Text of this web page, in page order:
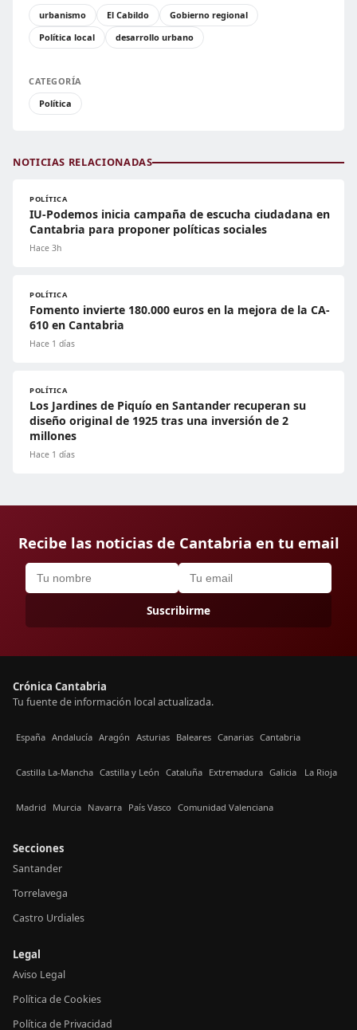
urbanismo
El Cabildo
Gobierno regional
Política local
desarrollo urbano
CATEGORÍA
Política
NOTICIAS RELACIONADAS
POLÍTICA
IU-Podemos inicia campaña de escucha ciudadana en
Cantabria para proponer políticas sociales
Hace 3h
POLÍTICA
Fomento invierte 180.000 euros en la mejora de la CA-
610 en Cantabria
Hace 1 días
POLÍTICA
Los Jardines de Piquío en Santander recuperan su
diseño original de 1925 tras una inversión de 2
millones
Hace 1 días
Recibe las noticias de Cantabria en tu email
Suscribirme
Crónica Cantabria
Tu fuente de información local actualizada.
España Andalucía Aragón Asturias Baleares Canarias Cantabria
Castilla La-Mancha Castilla y León Cataluña Extremadura Galicia La Rioja
Madrid Murcia Navarra País Vasco Comunidad Valenciana
Secciones
Santander
Torrelavega
Castro Urdiales
Legal
Aviso Legal
Política de Cookies
Política de Privacidad